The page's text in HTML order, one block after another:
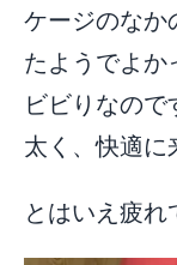
ケージのなか
たようでよか
ビビりなので
太く、快適に
とはいえ疲れ